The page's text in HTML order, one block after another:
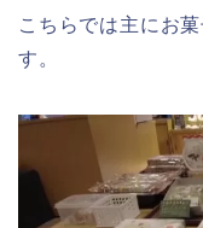
こちらでは主にお
す。